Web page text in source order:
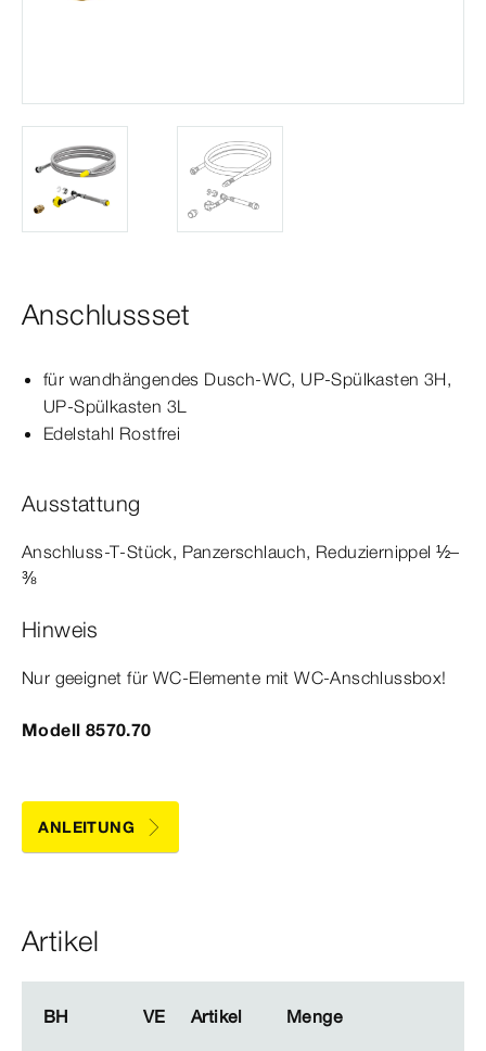
Anschlussset
für wandhängendes Dusch-​WC, UP-​Spül­kasten 3H,
UP-​Spül­kasten 3L
Edelstahl Rostfrei
Ausstattung
Anschluss-T‑Stück, Panzerschlauch, Reduziernippel ½–
⅜
Hinweis
Nur geeignet für WC-​Elemente mit WC-​Anschlussbox!
Modell 8570.70
ANLEITUNG
Artikel
BH VE Artikel Menge
BH VE Artikel Menge